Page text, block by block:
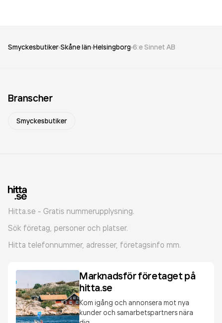
Smyckesbutiker Skåne län Helsingborg 6:e Sinnet AB
Branscher
Smyckesbutiker
Hitta.se - Gratis nummerupplysning.
Sök företag, personer och platser.
Hitta telefonnummer, adresser, företagsinfo mm.
Marknadsför företaget på
hitta.se
Kom igång och annonsera mot nya
kunder och samarbetspartners nära